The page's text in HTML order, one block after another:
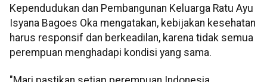
Kependudukan dan Pembangunan Keluarga Ratu Ayu
Isyana Bagoes Oka mengatakan, kebijakan kesehatan
harus responsif dan berkeadilan, karena tidak semua
perempuan menghadapi kondisi yang sama.